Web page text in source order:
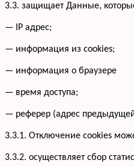
3.3. защищает Данные,
— IP адрес;
— информация из cookies;
— информация о браузере
— время доступа;
— реферер (адрес
3.3.1. Отключение cookies
3.3.2. осуществляет сбор